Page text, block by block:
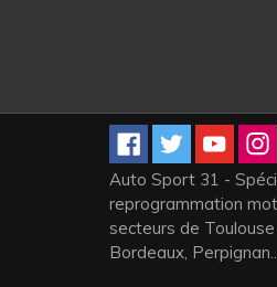
Auto Sport 31 -
reprogrammation
secteurs de
Bordeaux, Perpignan...